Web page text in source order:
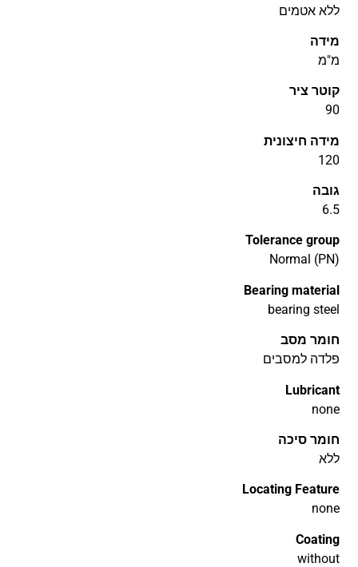
ללא אטמים
מידה
מ"מ
קוטר ציר
90
מידה חיצונית
120
גובה
6.5
Tolerance group
Normal (PN)
Bearing material
bearing steel
חומר מסב
פלדה למסבים
Lubricant
none
חומר סיכה
ללא
Locating Feature
none
Coating
without